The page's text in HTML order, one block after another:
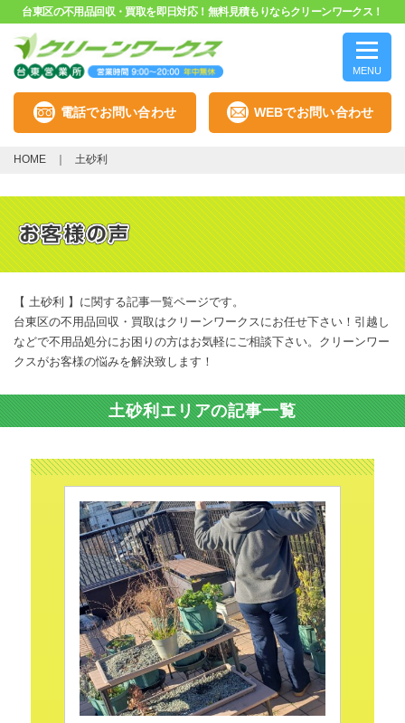
台東区の不用品回収・買取を即日対応！無料見積もりならクリーンワークス！
MENU
電話でお問い合わせ WEBでお問い合わせ
HOME 土砂利
【 土砂利 】に関する記事一覧ページです。
台東区の不用品回収・買取はクリーンワークスにお任せ下さい！引越し
などで不用品処分にお困りの方はお気軽にご相談下さい。クリーンワー
クスがお客様の悩みを解決致します！
土砂利エリアの記事一覧